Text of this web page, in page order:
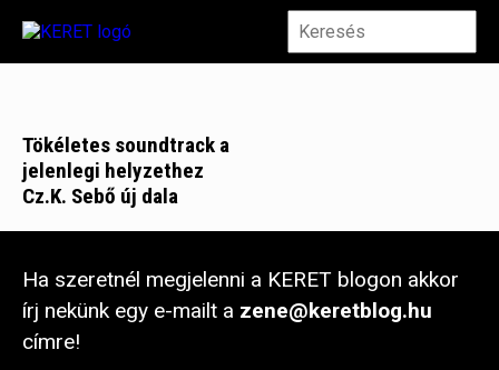
Tökéletes soundtrack a
jelenlegi helyzethez
Cz.K. Sebő új dala
Ha szeretnél megjelenni a KERET blogon akkor
írj nekünk egy e-mailt a zene@keretblog.hu
címre!